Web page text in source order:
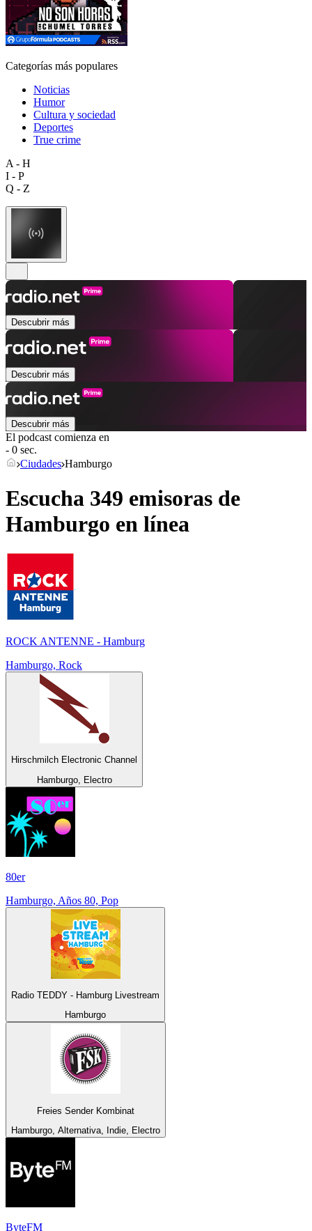
Categorías más populares
Noticias
Humor
Cultura y sociedad
Deportes
True crime
A - H
I - P
Q - Z
Descubrir más
Descubrir más
Descubrir más
El podcast comienza en
- 0 sec.
Ciudades Hamburgo
Escucha 349 emisoras de
Hamburgo en línea
ROCK ANTENNE - Hamburg
Hamburgo, Rock
Hirschmilch Electronic Channel
Hamburgo, Electro
80er
Hamburgo, Años 80, Pop
Radio TEDDY - Hamburg Livestream
Hamburgo
Freies Sender Kombinat
Hamburgo, Alternativa, Indie, Electro
ByteFM